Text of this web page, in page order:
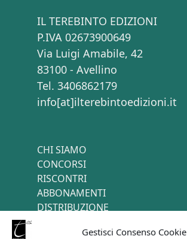
Gestisci Consenso Cookie
IL TEREBINTO EDIZIONI
P.IVA 02673900649
Via Luigi Amabile, 42
83100 - Avellino
Tel. 3406862179
info[at]ilterebintoedizioni.it
CHI SIAMO
CONCORSI
RISCONTRI
ABBONAMENTI
DISTRIBUZIONE